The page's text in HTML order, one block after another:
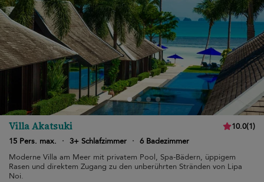
Villa Akatsuki 10.0(1)
15 Pers. max.
· 3+ Schlafzimmer · 6 Badezimmer
Moderne Villa am Meer mit privatem Pool, Spa-Bädern, üppigem
Rasen und direktem Zugang zu den unberührten Stränden von Lipa
Noi.